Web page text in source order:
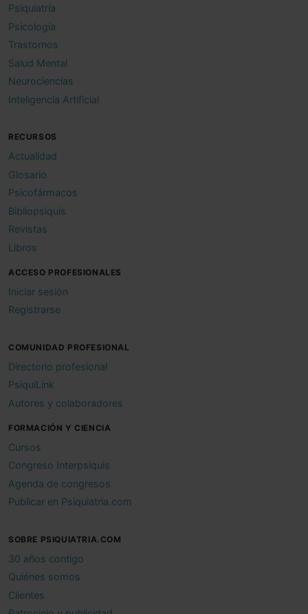
Psiquiatría
Psicología
Trastornos
Salud Mental
Neurociencias
Inteligencia Artificial
RECURSOS
Actualidad
Glosario
Psicofármacos
Bibliopsiquis
Revistas
Libros
ACCESO PROFESIONALES
Iniciar sesión
Registrarse
COMUNIDAD PROFESIONAL
Directorio profesional
PsiquiLink
Autores y colaboradores
FORMACIÓN Y CIENCIA
Cursos
Congreso Interpsiquis
Agenda de congresos
Publicar en Psiquiatria.com
SOBRE PSIQUIATRIA.COM
30 años contigo
Quiénes somos
Clientes